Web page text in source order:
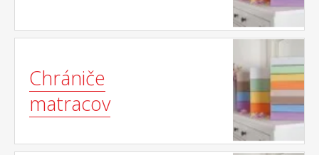
Chrániče
matracov